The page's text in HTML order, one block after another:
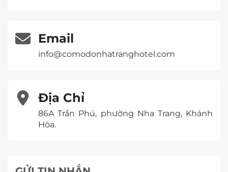
Email
info@comodonhatranghotel.com
Địa Chỉ
86A Trần Phú, phường Nha Trang, Khánh
Hòa.